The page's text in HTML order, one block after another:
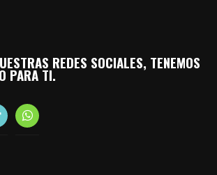
REDES SOCIALES, TENEMOS
PARA TI.
whatsapp